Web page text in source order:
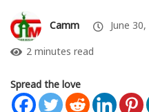
Camm June
2 minutes read
Spread the love